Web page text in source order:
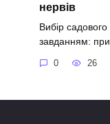
нервів
Вибір
завданням:
0 26